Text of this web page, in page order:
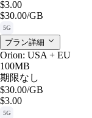
$3.00
$30.00/GB
5G
プラン詳細
Orion: USA + EU
100MB
期限なし
$30.00/GB
$3.00
5G